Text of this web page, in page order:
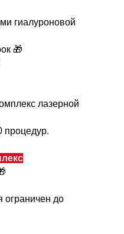
гиалуроновой
🎁
лазерной
процедур.
ограничен до